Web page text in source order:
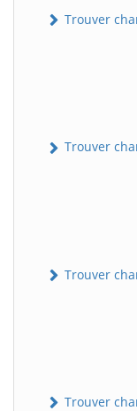
Trouver
Trouver
Trouver
Trouver